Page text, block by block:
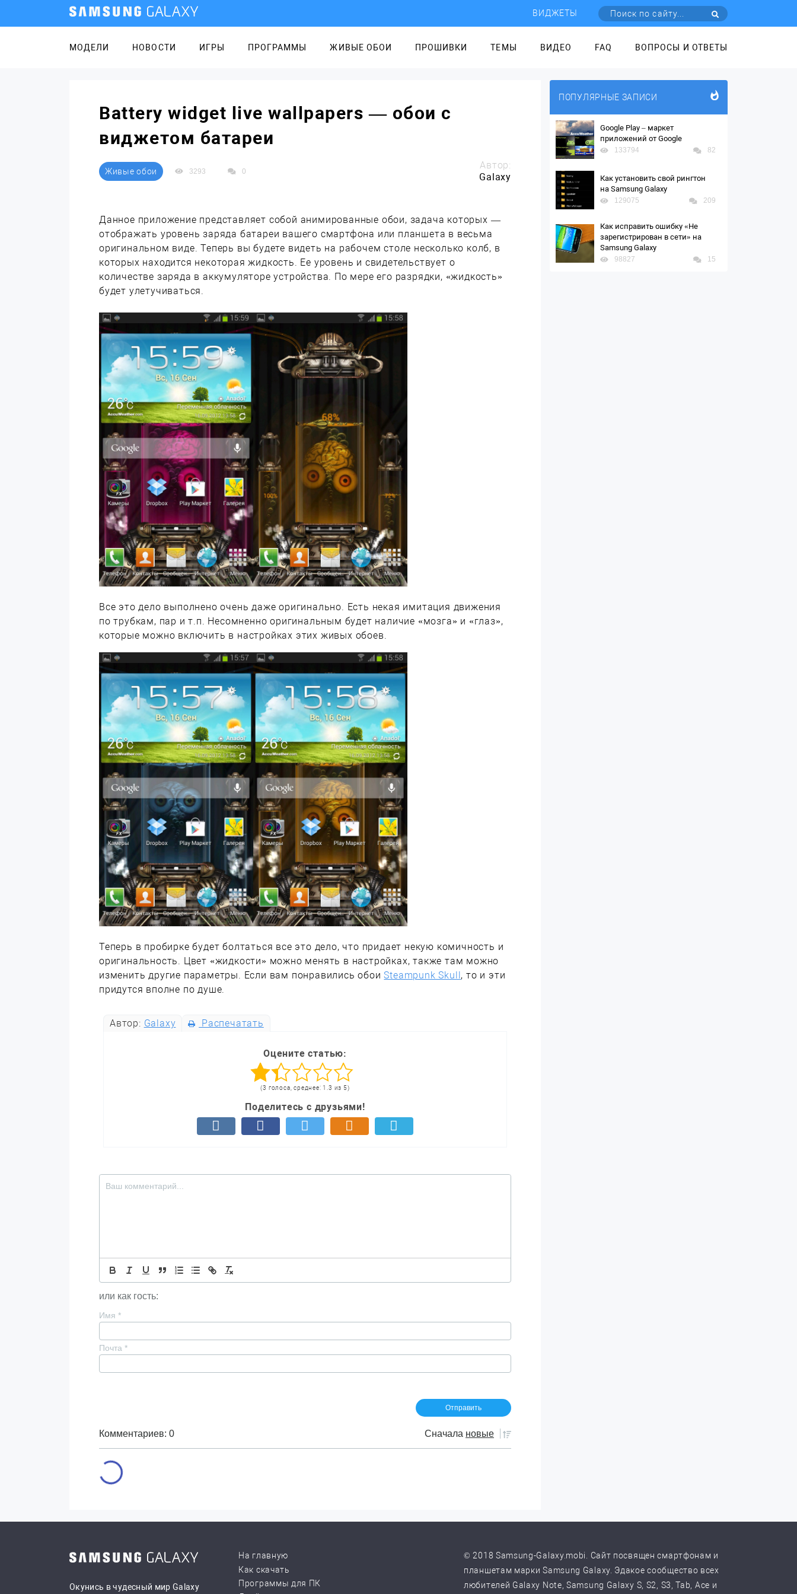
ВИДЖЕТЫ
МОДЕЛИ НОВОСТИ ИГРЫ ПРОГРАММЫ ЖИВЫЕ ОБОИ ПРОШИВКИ ТЕМЫ ВИДЕО FAQ ВОПРОСЫ И ОТВЕТЫ
Battery widget live wallpapers — обои с
виджетом батареи
Живые обои 3293 0
Автор:
Galaxy
Данное приложение представляет собой анимированные обои, задача которых —
отображать уровень заряда батареи вашего смартфона или планшета в весьма
оригинальном виде. Теперь вы будете видеть на рабочем столе несколько колб, в
которых находится некоторая жидкость. Ее уровень и свидетельствует о
количестве заряда в аккумуляторе устройства. По мере его разрядки, «жидкость»
будет улетучиваться.
Все это дело выполнено очень даже оригинально. Есть некая имитация движения
по трубкам, пар и т.п. Несомненно оригинальным будет наличие «мозга» и «глаз»,
которые можно включить в настройках этих живых обоев.
Теперь в пробирке будет болтаться все это дело, что придает некую комичность и
оригинальность. Цвет «жидкости» можно менять в настройках, также там можно
изменить другие параметры. Если вам понравились обоиSteampunk Skull , то и эти
придутся вполне по душе.
Автор: Galaxy Распечатать
Оцените статью:
(3 голоса, среднее: 1.3 из 5)
Поделитесь с друзьями!
или как гость:
Имя *
Почта *
Комментариев: 0 Сначала новые
ПОПУЛЯРНЫЕ ЗАПИСИ
Google Play – маркет
приложений от Google
133794 82
Как установить свой рингтон
на Samsung Galaxy
129075 209
Как исправить ошибку «Не
зарегистрирован в сети» на
Samsung Galaxy
98827 15
Окунись в чудесный мир Galaxy
На главную
Как скачать
Программы для ПК
© 2018 Samsung-Galaxy.mobi. Сайт посвящен смартфонам и
планшетам марки Samsung Galaxy. Эдакое сообщество всех
любителей Galaxy Note, Samsung Galaxy S, S2, S3, Tab, Ace и